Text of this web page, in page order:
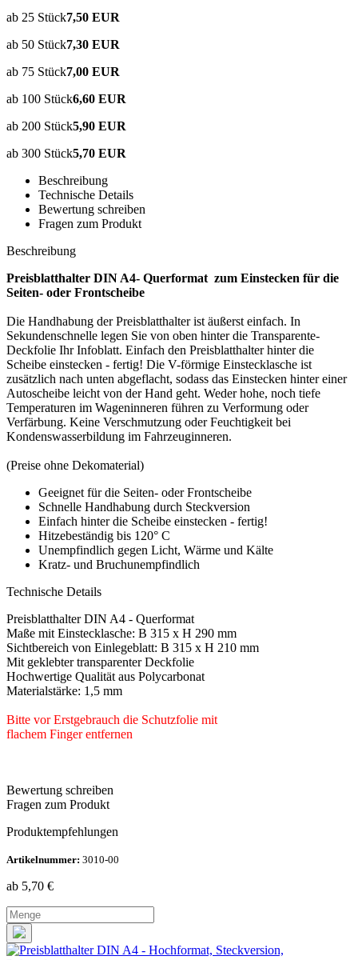
ab 25 Stück7,50 EUR
ab 50 Stück7,30 EUR
ab 75 Stück7,00 EUR
ab 100 Stück6,60 EUR
ab 200 Stück5,90 EUR
ab 300 Stück5,70 EUR
Beschreibung
Technische Details
Bewertung schreiben
Fragen zum Produkt
Beschreibung
Preisblatthalter DIN A4- Querformat zum Einstecken für die
Seiten- oder Frontscheibe
Die Handhabung der Preisblatthalter ist äußerst einfach. In
Sekundenschnelle legen Sie von oben hinter die Transparente-
Deckfolie Ihr Infoblatt. Einfach den Preisblatthalter hinter die
Scheibe einstecken - fertig! Die V-förmige Einstecklasche ist
zusätzlich nach unten abgeflacht, sodass das Einstecken hinter einer
Autoscheibe leicht von der Hand geht. Weder hohe, noch tiefe
Temperaturen im Wageninneren führen zu Verformung oder
Verfärbung. Keine Verschmutzung oder Feuchtigkeit bei
Kondenswasserbildung im Fahrzeuginneren.
(Preise ohne Dekomaterial)
Geeignet für die Seiten- oder Frontscheibe
Schnelle Handhabung durch Steckversion
Einfach hinter die Scheibe einstecken - fertig!
Hitzebeständig bis 120° C
Unempfindlich gegen Licht, Wärme und Kälte
Kratz- und Bruchunempfindlich
Technische Details
Preisblatthalter DIN A4 - Querformat
Maße mit Einstecklasche: B 315 x H 290 mm
Sichtbereich von Einlegeblatt: B 315 x H 210 mm
Mit geklebter transparenter Deckfolie
Hochwertige Qualität aus Polycarbonat
Materialstärke: 1,5 mm
Bitte vor Erstgebrauch die Schutzfolie mit
flachem Finger entfernen
Bewertung schreiben
Fragen zum Produkt
Produktempfehlungen
Artikelnummer: 3010-00
ab 5,70 €